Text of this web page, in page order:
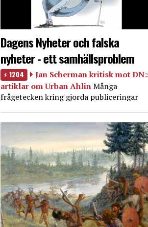
Dagens Nyheter och falska
nyheter - ett samhällsproblem
1204
Jan Scherman kritisk mot
artiklar om Urban AhlinMånga
frågetecken kring gjorda publiceringar